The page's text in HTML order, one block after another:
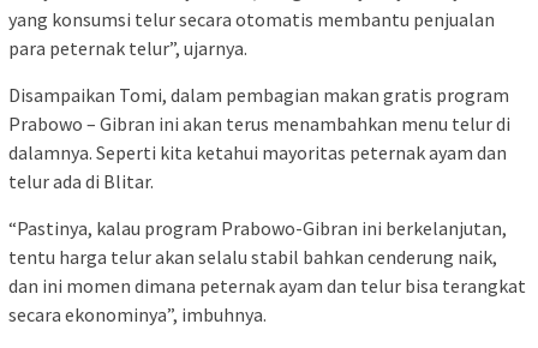
yang konsumsi telur secara otomatis membantu penjualan
para peternak telur”, ujarnya.
Disampaikan Tomi, dalam pembagian makan gratis program
Prabowo – Gibran ini akan terus menambahkan menu telur di
dalamnya. Seperti kita ketahui mayoritas peternak ayam dan
telur ada di Blitar.
“Pastinya, kalau program Prabowo-Gibran ini berkelanjutan,
tentu harga telur akan selalu stabil bahkan cenderung naik,
dan ini momen dimana peternak ayam dan telur bisa terangkat
secara ekonominya”, imbuhnya.